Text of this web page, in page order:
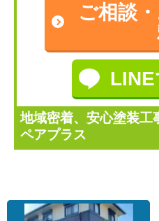
ご相談・
地域密着、安心塗装工
ペアプラス